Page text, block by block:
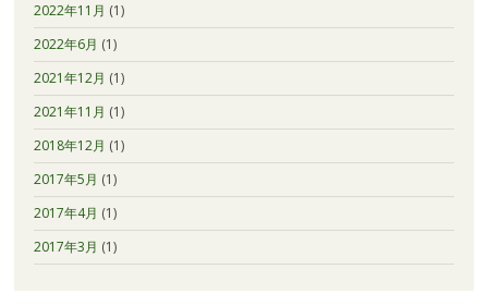
ミ
ン
Ｈ
美
白・
美
肌
点
滴
2022年11月 (1)
2022年6月 (1)
2021年12月 (1)
2021年11月 (1)
2018年12月 (1)
2017年5月 (1)
2017年4月 (1)
2017年3月 (1)